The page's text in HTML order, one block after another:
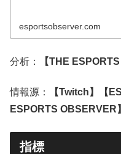
esportsobserver.com
分析： 【THE
情報源：
【Twitch】【
ESPORTS OBSERVER】
指標